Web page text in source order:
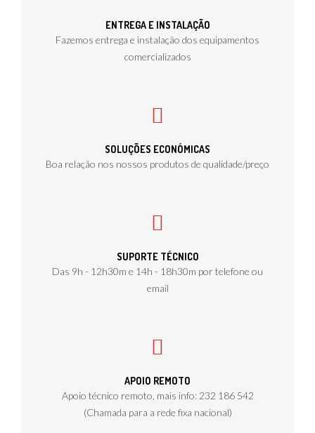
ENTREGA E INSTALAÇÃO
Fazemos entrega e instalação dos equipamentos
comercializados
SOLUÇÕES ECONÓMICAS
Boa relação nos nossos produtos de qualidade/preço
SUPORTE TÉCNICO
Das 9h - 12h30m e 14h - 18h30m por telefone ou
email
APOIO REMOTO
Apoio técnico remoto, mais info: 232 186 542
(Chamada para a rede fixa nacional)